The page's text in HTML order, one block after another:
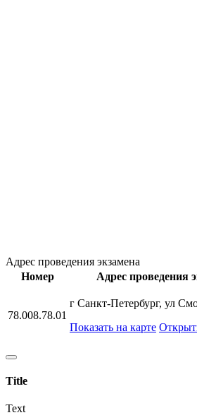
Адрес проведения экзамена
Номер
Адрес проведения
78.008.78.01
г Санкт-Петербург, ул
Показать на карте
Title
Text